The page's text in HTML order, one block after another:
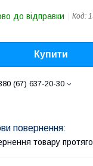
до відправки Код:
Купити
(67) 637-20-30
товару